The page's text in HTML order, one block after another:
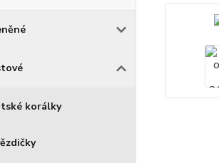
korálky